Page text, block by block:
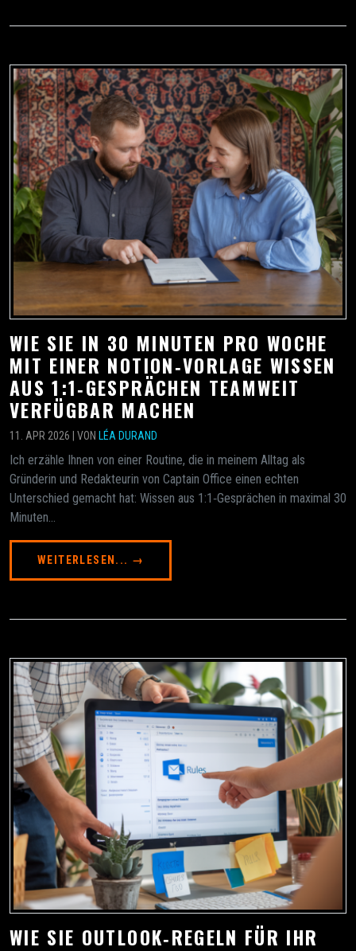
WIE SIE IN 30 MINUTEN PRO WOCHE
MIT EINER NOTION‑VORLAGE WISSEN
AUS 1:1‑GESPRÄCHEN TEAMWEIT
VERFÜGBAR MACHEN
11. APR 2026 | VON LÉA DURAND
Ich erzähle Ihnen von einer Routine, die in meinem Alltag als
Gründerin und Redakteurin von Captain Office einen echten
Unterschied gemacht hat: Wissen aus 1:1‑Gesprächen in maximal 30
Minuten...
WEITERLESEN... →
WIE SIE OUTLOOK‑REGELN FÜR IHR